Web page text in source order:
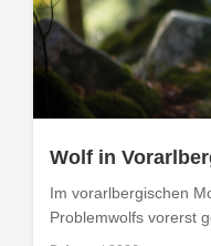
Wolf in
Im vorarlbergischen
Problemwolfs vorerst